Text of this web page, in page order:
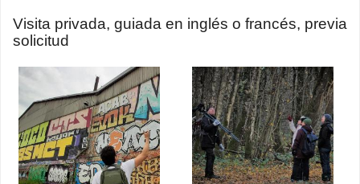
Visita privada, guiada en inglés o francés, previa
solicitud